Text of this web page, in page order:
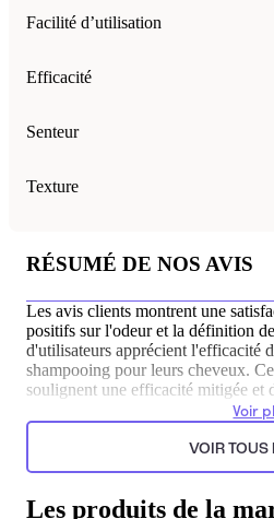
Facilité d’utilisation
Efficacité
Senteur
Texture
RÉSUMÉ DE NOS AVIS
Les avis clients montrent une
positifs sur l'odeur et la définition
d'utilisateurs apprécient l'efficacité
shampooing pour leurs cheveux.
soulignent une efficacité mitigée et
pas toujours aux attentes, ce qui
variées sur le produit.
Voir
VOIR TOUS
Les produits de la